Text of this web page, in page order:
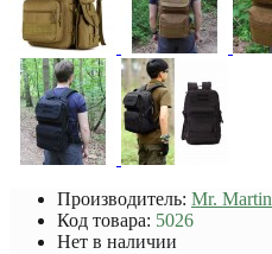
Производитель: Mr. Martin
Код товара: 5026
Нет в наличии